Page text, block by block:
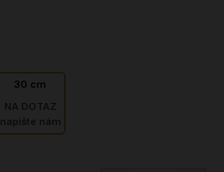
30 cm
NA DOTAZ
napište nám